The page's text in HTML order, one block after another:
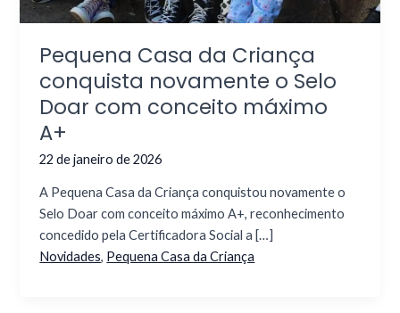
Pequena Casa da Criança
conquista novamente o Selo
Doar com conceito máximo
A+
22 de janeiro de 2026
A Pequena Casa da Criança conquistou novamente o
Selo Doar com conceito máximo A+, reconhecimento
concedido pela Certificadora Social a […]
Novidades, Pequena Casa da Criança